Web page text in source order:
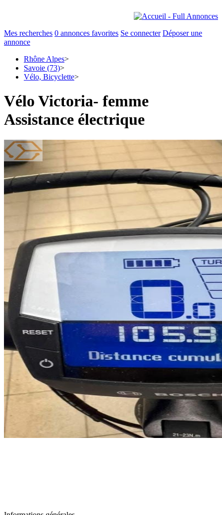
Mes recherches 0 annonces favorites Se connecter Déposer une
annonce
Rhône Alpes>
Savoie (73)>
Vélo, Bicyclette>
Vélo Victoria- femme
Assistance électrique